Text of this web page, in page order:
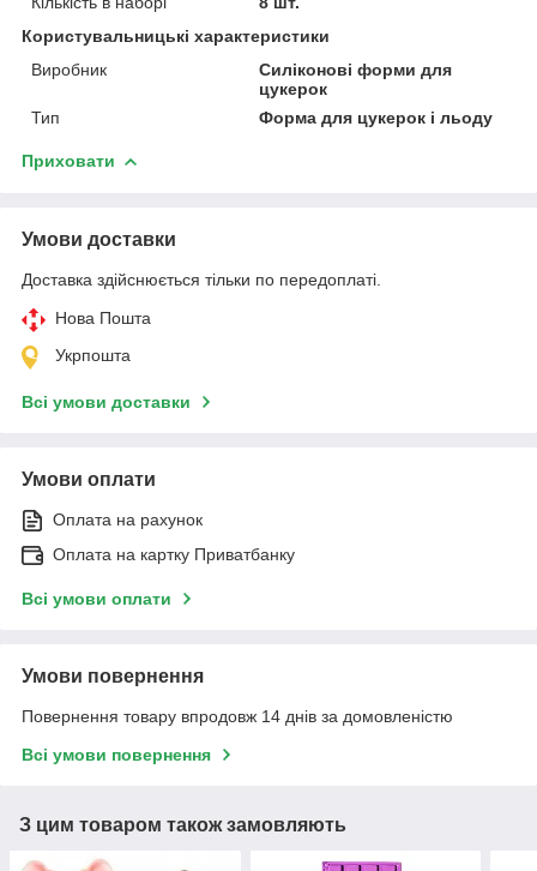
Користувальницькі характеристики
Виробник
Силіконові форми для
цукерок
Тип
Форма для цукерок і льоду
Приховати
Умови доставки
Доставка здійснюється тільки по передоплаті.
Нова Пошта
Укрпошта
Всі умови доставки
Умови оплати
Оплата на рахунок
Оплата на картку Приватбанку
Всі умови оплати
Умови повернення
Повернення товару впродовж 14 днів за домовленістю
Всі умови повернення
З цим товаром також замовляють